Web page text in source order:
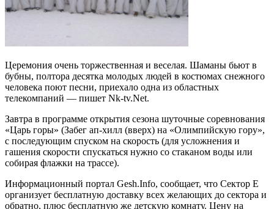
Церемония очень торжественная и веселая. Шаманы бьют в
бубны, полтора десятка молодых людей в костюмах снежного
человека поют песни, приехало одна из областных
телекомпаний — пишет Nk-tv.Net.
Завтра в программе открытия сезона шуточные соревнования
«Царь горы» (Забег ап-хилл (вверх) на «Олимпийскую гору»,
с последующим спуском на скорость (для усложнения и
гашения скорости спускаться нужно со стаканом воды или
собирая флажки на трассе).
Информационный портал Gesh.Info, сообщает, что Сектор Е
организует бесплатную доставку всех желающих до сектора и
обратно, плюс бесплатную же детскую комнату. Цену на